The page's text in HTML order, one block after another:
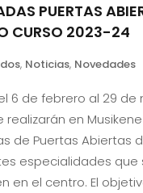
PUERTAS
CURSO 2023-24
, Noticias, Novedades
6 de febrero al 29 de
realizarán en
de Puertas Abiertas
especialidades que
en el centro. El